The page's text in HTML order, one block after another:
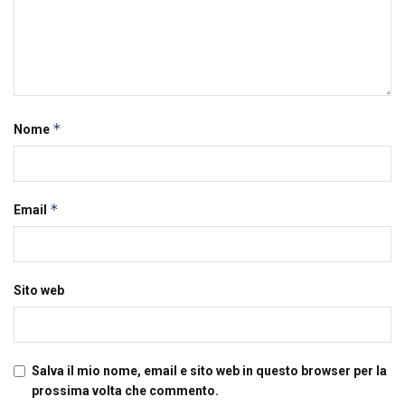
Nome *
Email *
Sito web
Salva il mio nome, email e sito web in questo browser per la
prossima volta che commento.